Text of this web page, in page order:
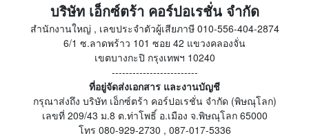
บริษัท เอ็กซ์ตร้า คอร์ปอเรชั่น จำกัด
สำนักงานใหญ่ , เลขประจำตัวผู้เสียภาษี 010-556-404-2874
6/1 ซ.ลาดพร้าว 101 ซอย 42 แขวงคลองจั่น
เขตบางกะปิ กรุงเทพฯ 10240
-------------------------
ที่อยู่จัดส่งเอกสาร และงานบัญชี
กรุณาส่งถึง บริษัท เอ็กซ์ตร้า คอร์ปอเรชั่น จำกัด (พิษณุโลก)
เลขที่ 209/43 ม.8 ต.ท่าโพธิ์ อ.เมือง จ.พิษณุโลก 65000
โทร 080-929-2730 , 087-017-5336